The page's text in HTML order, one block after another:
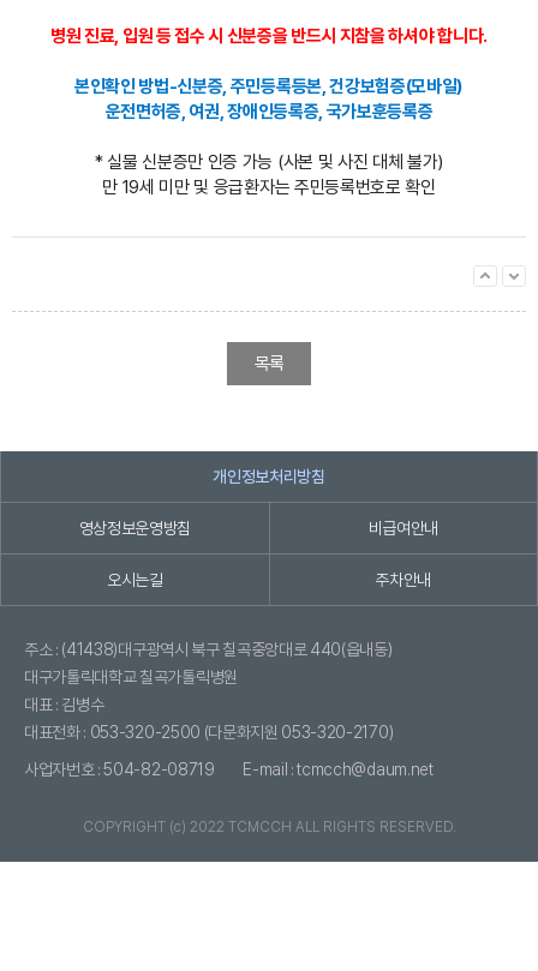
병원 진료, 입원 등 접수 시 신분증을 반드시 지참을 하셔야 합니다.
본인확인 방법-신분증, 주민등록등본, 건강보험증(모바일)
운전면허증, 여권,장애인등록증, 국가보훈등록증
* 실물 신분증만 인증 가능 (사본 및 사진 대체 불가)
만 19세 미만 및 응급환자는 주민등록번호로 확인
목록
개인정보처리방침
영상정보운영방침 비급여안내
오시는길 주차안내
주소 : (41438)대구광역시 북구 칠곡중앙대로 440(읍내동)
대구가톨릭대학교 칠곡가톨릭병원
대표 : 김병수
대표전화 : 053-320-2500 (다문화지원 053-320-2170)
사업자번호 : 504-82-08719
E-mail : tcmcch@daum.net
COPYRIGHT (c) 2022 TCMCCH ALL RIGHTS RESERVED.